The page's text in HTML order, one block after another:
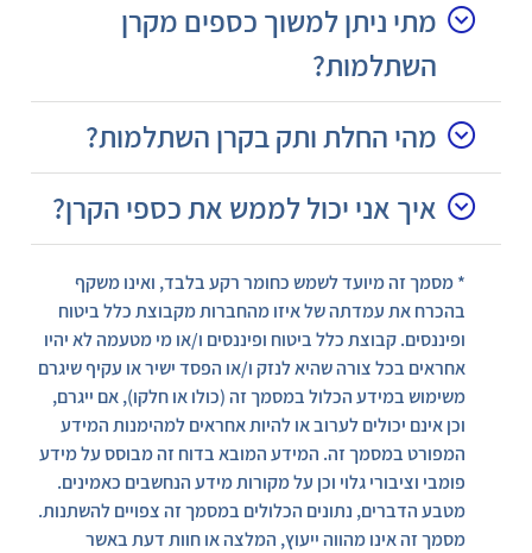
מתי ניתן למשוך כספים מקרן
השתלמות?
מהי החלת ותק בקרן השתלמות?
איך אני יכול לממש את כספי הקרן?
* מסמך זה מיועד לשמש כחומר רקע בלבד, ואינו משקף
בהכרח את עמדתה של איזו מהחברות מקבוצת כלל ביטוח
ופיננסים. קבוצת כלל ביטוח ופיננסים ו/או מי מטעמה לא יהיו
אחראים בכל צורה שהיא לנזק ו/או הפסד ישיר או עקיף שיגרם
משימוש במידע הכלול במסמך זה (כולו או חלקו), אם ייגרם,
וכן אינם יכולים לערוב או להיות אחראים למהימנות המידע
המפורט במסמך זה. המידע המובא בדוח זה מבוסס על מידע
פומבי וציבורי גלוי וכן על מקורות מידע הנחשבים כאמינים.
מטבע הדברים, נתונים הכלולים במסמך זה צפויים להשתנות.
מסמך זה אינו מהווה ייעוץ, המלצה או חוות דעת באשר